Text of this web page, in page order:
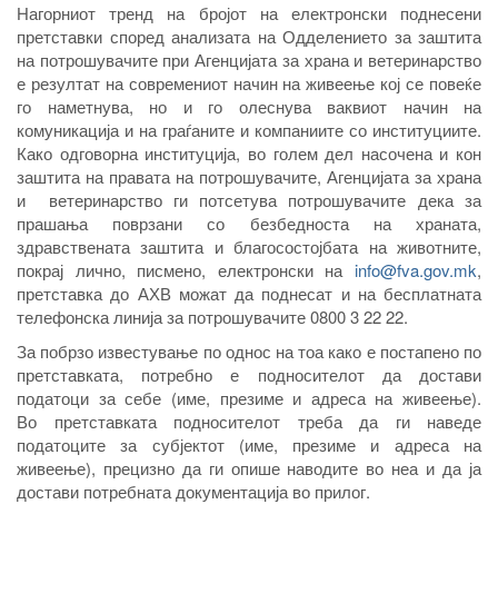
Нагорниот тренд на бројот на електронски поднесени
претставки според анализата на Одделението за заштита
на потрошувачите при Агенцијата за храна и ветеринарство
е резултат на современиот начин на живеење кој се повеќе
го наметнува, но и го олеснува ваквиот начин на
комуникација и на граѓаните и компаниите со институциите.
Како одговорна институција, во голем дел насочена и кон
заштита на правата на потрошувачите, Агенцијата за храна
и ветеринарство ги потсетува потрошувачите дека за
прашања поврзани со безбедноста на храната,
здравствената заштита и благосостојбата на животните,
покрај лично, писмено, електронски на info@fva.gov.mk,
претставка до АХВ можат да поднесат и на бесплатната
телефонска линија за потрошувачите0800 3 22 22.
За побрзо известување по однос на тоа како е постапено по
претставката, потребно е подносителот да достави
податоци за себе (име, презиме и адреса на живеење).
Во претставката подносителот треба да ги наведе
податоците за субјектот (име, презиме и адреса на
живеење), прецизно да ги опише наводите во неа и да ја
достави потребната документација во прилог.